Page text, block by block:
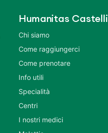
Humanitas Castelli
Chi siamo
Come raggiungerci
Come prenotare
Info utili
Specialità
Centri
I nostri medici